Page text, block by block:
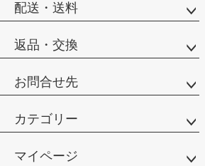
配送・送料
返品・交換
お問合せ先
カテゴリー
マイページ